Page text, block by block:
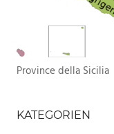
Province della Sicilia
KATEGORIEN